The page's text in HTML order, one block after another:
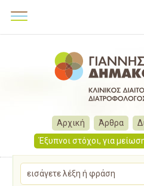
Αρχική Άρθρα
Έξυπνοι στόχοι, για